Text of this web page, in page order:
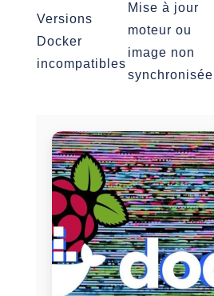
Versions
Docker
incompatibles
Mise à jour
moteur ou
image non
synchronisée